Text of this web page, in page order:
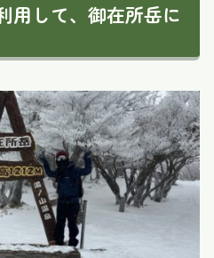
用して、御在所岳に